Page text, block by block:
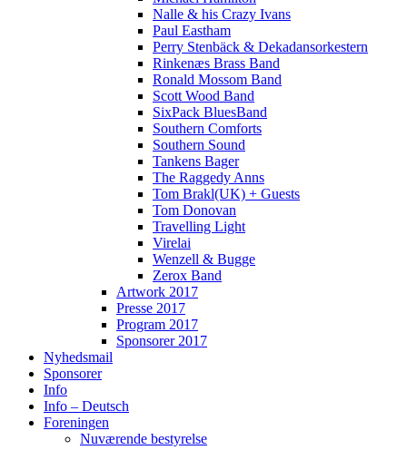
Nalle & his Crazy Ivans
Paul Eastham
Perry Stenbäck & Dekadansorkestern
Rinkenæs Brass Band
Ronald Mossom Band
Scott Wood Band
SixPack BluesBand
Southern Comforts
Southern Sound
Tankens Bager
The Raggedy Anns
Tom Brakl(UK) + Guests
Tom Donovan
Travelling Light
Virelai
Wenzell & Bugge
Zerox Band
Artwork 2017
Presse 2017
Program 2017
Sponsorer 2017
Nyhedsmail
Sponsorer
Info
Info – Deutsch
Foreningen
Nuværende bestyrelse